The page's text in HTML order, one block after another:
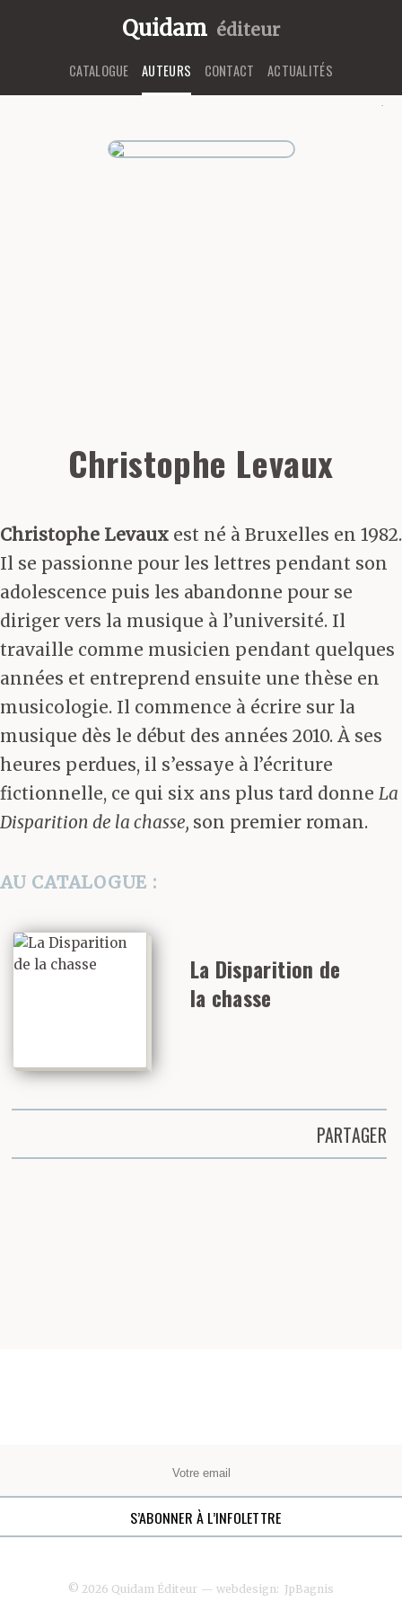
Quidam éditeur
CATALOGUE AUTEURS CONTACT ACTUALITÉS
Christophe Levaux
Christophe Levaux est né à Bruxelles en 1982.
Il se passionne pour les lettres pendant son
adolescence puis les abandonne pour se
diriger vers la musique à l’université. Il
travaille comme musicien pendant quelques
années et entreprend ensuite une thèse en
musicologie. Il commence à écrire sur la
musique dès le début des années 2010. À ses
heures perdues, il s’essaye à l’écriture
fictionnelle, ce qui six ans plus tard donne La
Disparition de la chasse, son premier roman.
AU CATALOGUE :
La Disparition de
la chasse
PARTAGER
© 2026 Quidam Éditeur — webdesign: JpBagnis